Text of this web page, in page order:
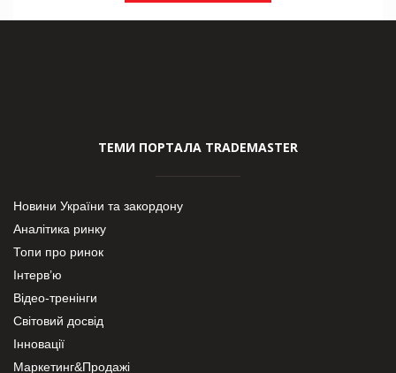
ТЕМИ ПОРТАЛА TRADEMASTER
Новини України та закордону
Аналітика ринку
Топи про ринок
Інтерв’ю
Відео-тренінги
Світовий досвід
Інновації
Маркетинг&Продажі